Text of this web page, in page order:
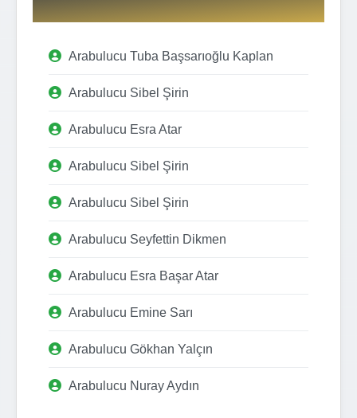
Arabulucu Tuba Başsarıoğlu Kaplan
Arabulucu Sibel Şirin
Arabulucu Esra Atar
Arabulucu Sibel Şirin
Arabulucu Sibel Şirin
Arabulucu Seyfettin Dikmen
Arabulucu Esra Başar Atar
Arabulucu Emine Sarı
Arabulucu Gökhan Yalçın
Arabulucu Nuray Aydın